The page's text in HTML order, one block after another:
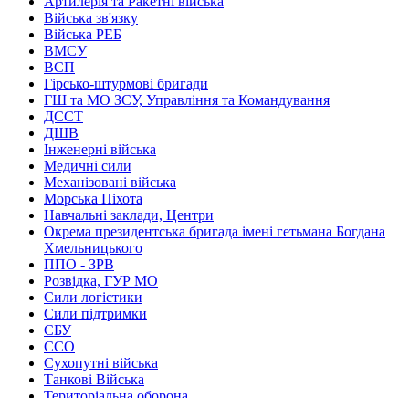
Війська зв'язку
Війська РЕБ
ВМСУ
ВСП
Гірсько-штурмові бригади
ГШ та МО ЗСУ, Управління та Командування
ДССТ
ДШВ
Інженерні війська
Медичні сили
Механізовані війська
Морська Піхота
Навчальні заклади, Центри
Окрема президентська бригада імені гетьмана Богдана
Хмельницького
ППО - ЗРВ
Розвідка, ГУР МО
Сили логістики
Сили підтримки
СБУ
ССО
Сухопутні війська
Танкові Війська